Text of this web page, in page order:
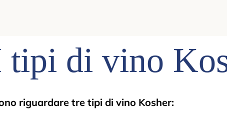
tipi di vino
riguardare tre tipi di vino Kosher: